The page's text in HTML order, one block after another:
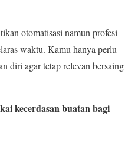
otomatisasi namun profesi
waktu. Kamu hanya perlu
diri agar tetap relevan bersaing
kecerdasan buatan bagi